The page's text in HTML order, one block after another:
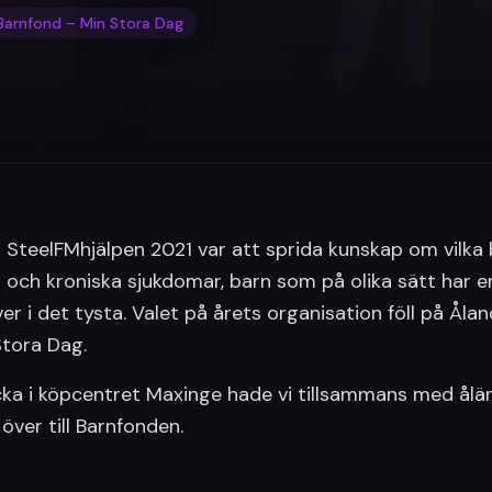
– Min Stora Dag
2021 var att sprida kunskap om vilka
kroniska sjukdomar, barn som på olika sätt har
i det tysta. Valet på årets organisation föll på
Dag.
i köpcentret Maxinge hade vi tillsammans med
till Barnfonden.